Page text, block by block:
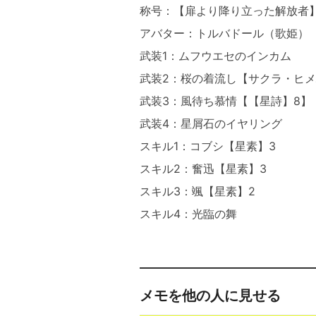
称号：【扉より降り立った解放者】
アバター：トルバドール（歌姫）
武装1：ムフウエセのインカム
武装2：桜の着流し【サクラ・ヒメ
武装3：風待ち慕情【【星詩】8】
武装4：星屑石のイヤリング
スキル1：コブシ【星素】3
スキル2：奮迅【星素】3
スキル3：颯【星素】2
スキル4：光臨の舞
メモを他の人に見せる